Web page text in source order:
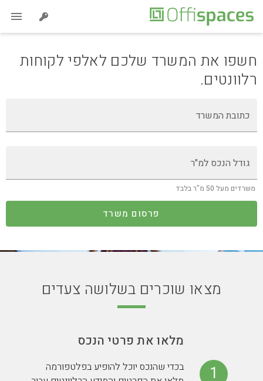
חשפו את המשרד שלכם לאלפי לקוחות
רלוונטים.
כתובת המשרד
גודל הנכס למ"ר
משרדים מעל 50 מ"ר בלבד
פרסום משרד
מצאו שוכרים בשלושה צעדים
1
מלאו את פרטי הנכס
בכדי שהנכס יוכל להופיע בפלטפורמה